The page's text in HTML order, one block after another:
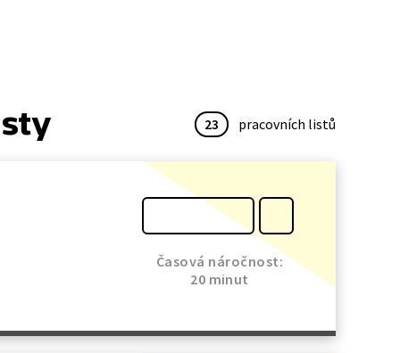
23 pracovních listů
Časová náročnost:
20 minut